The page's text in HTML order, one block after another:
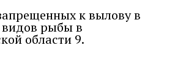
к вылову в
рыбы в
области 9.